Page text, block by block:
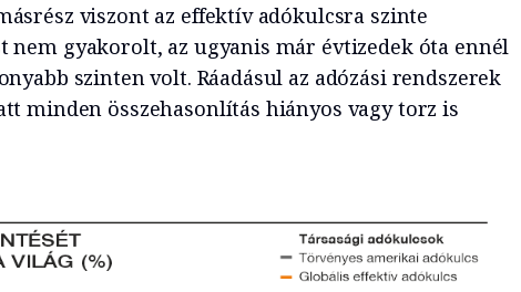
viszont az effektív adókulcsra szinte
nem gyakorolt, az ugyanis már évtizedek óta ennél
szinten volt. Ráadásul az adózási rendszerek
minden összehasonlítás hiányos vagy torz is